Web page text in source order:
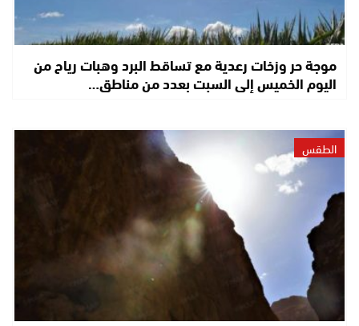
موجة حر وزخات رعدية مع تساقط البرد وهبات رياح من
اليوم الخميس إلى السبت بعدد من مناطق…
الطقس